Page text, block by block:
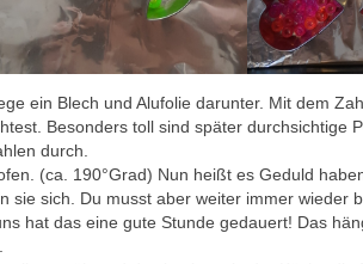
ein Blech und Alufolie darunter. Mit dem
Besonders toll sind später durchsichtige
durch.
(ca. 190°Grad) Nun heißt es Geduld
sich. Du musst aber weiter immer wieder
hat das eine gute Stunde gedauert! Das